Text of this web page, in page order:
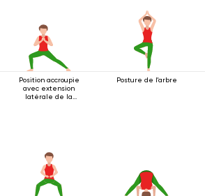
Position accroupie
avec extension
latérale de la
Posture de l'arbre